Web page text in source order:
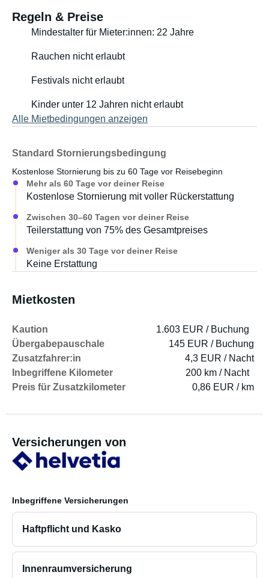
Regeln & Preise
Mindestalter für Mieter:innen: 22 Jahre
Rauchen nicht erlaubt
Festivals nicht erlaubt
Kinder unter 12 Jahren nicht erlaubt
Alle Mietbedingungen anzeigen
Standard Stornierungsbedingung
Kostenlose Stornierung bis zu 60 Tage vor Reisebeginn
Mehr als 60 Tage vor deiner Reise
Kostenlose Stornierung mit voller Rückerstattung
Zwischen 30–60 Tagen vor deiner Reise
Teilerstattung von 75% des Gesamtpreises
Weniger als 30 Tage vor deiner Reise
Keine Erstattung
Mietkosten
Kaution
1.603 EUR / Buchung
Übergabepauschale
145 EUR / Buchung
Zusatzfahrer:in
4,3 EUR / Nacht
Inbegriffene Kilometer
200 km / Nacht
Preis für Zusatzkilometer
0,86 EUR / km
Versicherungen von
Inbegriffene Versicherungen
Haftpflicht und Kasko
Innenraumversicherung